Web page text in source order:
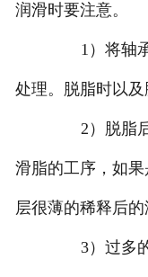
润滑时要注意。
1）将轴承
处理。脱脂时以及
2）脱脂后
滑脂的工序，如
层很薄的稀释后的
3）过多的